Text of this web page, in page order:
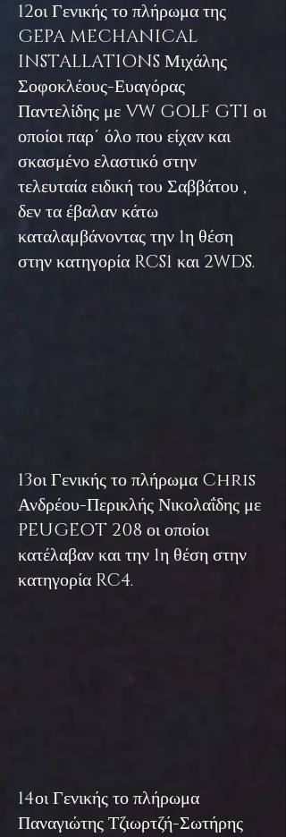
12οι Γενικής το πλήρωμα της
GEPA MECHANICAL
INSTALLATIONS Μιχάλης
Σοφοκλέους-Ευαγόρας
Παντελίδης με VW GOLF GTI οι
οποίοι παρ΄ όλο που είχαν και
σκασμένο ελαστικό στην
τελευταία ειδική του Σαββάτου ,
δεν τα έβαλαν κάτω
καταλαμβάνοντας την 1η θέση
στην κατηγορία RCS1 και 2WDS.
13οι Γενικής το πλήρωμα Chris
Ανδρέου-Περικλής Νικολαΐδης με
PEUGEOT 208 οι οποίοι
κατέλαβαν και την 1η θέση στην
κατηγορία RC4.
14οι Γενικής το πλήρωμα
Παναγιώτης Τζιωρτζή-Σωτήρης